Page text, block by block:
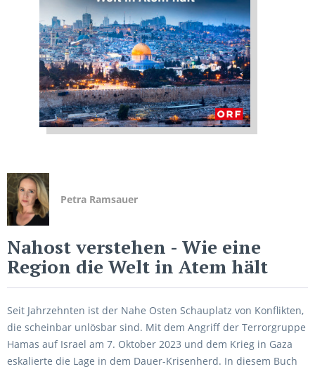
Petra Ramsauer
Nahost verstehen - Wie eine
Region die Welt in Atem hält
Seit Jahrzehnten ist der Nahe Osten Schauplatz von Konflikten,
die scheinbar unlösbar sind. Mit dem Angriff der Terrorgruppe
Hamas auf Israel am 7. Oktober 2023 und dem Krieg in Gaza
eskalierte die Lage in dem Dauer-Krisenherd. In diesem Buch